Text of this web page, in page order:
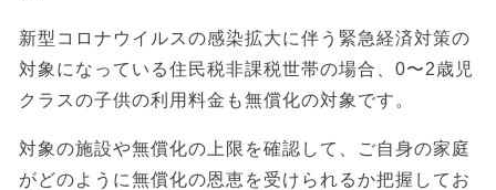
新型コロナウイルスの感染拡大に伴う緊急経済対策の
対象になっている住民税非課税世帯の場合、0〜2歳児
クラスの子供の利用料金も無償化の対象です。
対象の施設や無償化の上限を確認して、ご自身の家庭
がどのように無償化の恩恵を受けられるか把握してお